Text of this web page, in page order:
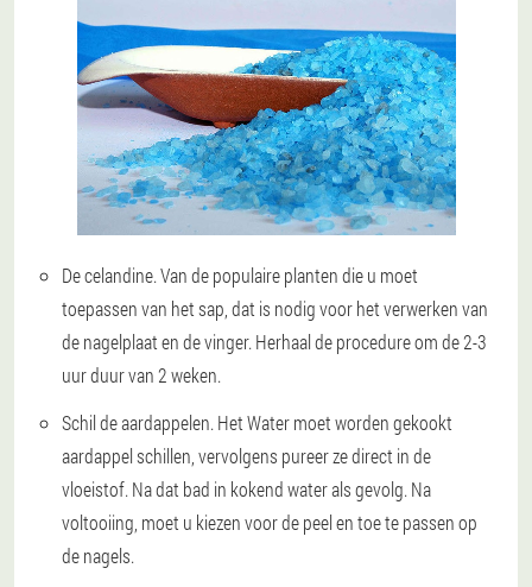
De celandine.Van de populaire planten die u moet
toepassen van het sap, dat is nodig voor het verwerken van
de nagelplaat en de vinger. Herhaal de procedure om de 2-3
uur duur van 2 weken.
Schil de aardappelen. Het Water moet worden gekookt
aardappel schillen, vervolgens pureer ze direct in de
vloeistof. Na dat bad in kokend water als gevolg. Na
voltooiing, moet u kiezen voor de peel en toe te passen op
de nagels.